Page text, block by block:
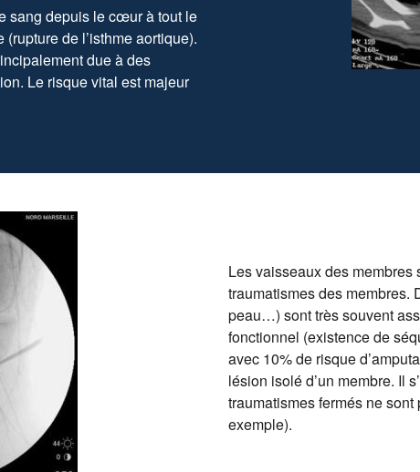
sang depuis le cœur à tout le
de l’isthme aortique).
due à des
Le risque vital est majeur
Les vaisseaux des membres
traumatismes des membres.
peau…) sont très souvent
fonctionnel (existence de
avec 10% de risque
lésion isolé d’un membre. Il
traumatismes fermés ne
exemple).